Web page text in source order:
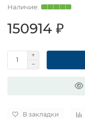
150914 ₽
В закладки